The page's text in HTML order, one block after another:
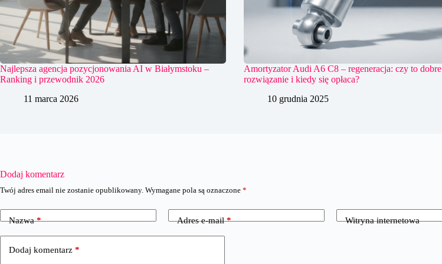
Najlepsza agencja pozycjonowania AI w Białymstoku –
Ranking i przewodnik 2026
11 marca 2026
Amortyzator Audi A6 C8 – regeneracja: czy to dobre
rozwiązanie i kiedy się opłaca?
10 grudnia 2025
Dodaj komentarz
Twój adres email nie zostanie opublikowany. Wymagane pola są oznaczone *
Nazwa* Adres e-mail* Witryna internetowa
Dodaj komentarz *